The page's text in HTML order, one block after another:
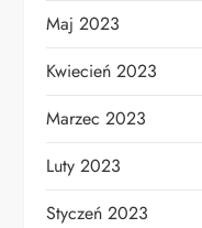
Maj 2023
Kwiecień 2023
Marzec 2023
Luty 2023
Styczeń 2023